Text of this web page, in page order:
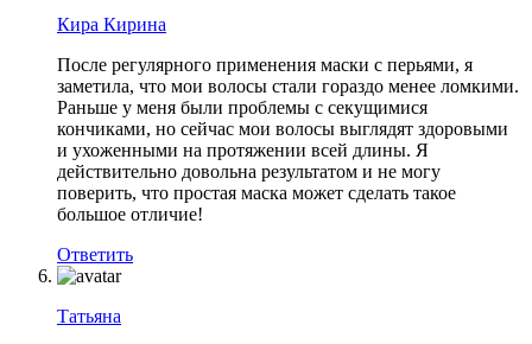
Кира Кирина
После регулярного применения маски с перьями, я
заметила, что мои волосы стали гораздо менее ломкими.
Раньше у меня были проблемы с секущимися
кончиками, но сейчас мои волосы выглядят здоровыми
и ухоженными на протяжении всей длины. Я
действительно довольна результатом и не могу
поверить, что простая маска может сделать такое
большое отличие!
Ответить
Татьяна